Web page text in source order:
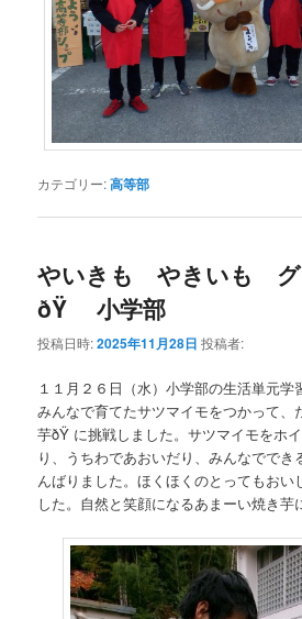
カテゴリー:高等部
やいきも やきいも グ
ðŸ 小学部
投稿日時:2025年11月28日 投稿者:
１１月２６日（水）小学部の生活単元学
みんなで育てたサツマイモをつかって、
芋ðŸ に挑戦しました。サツマイモをホ
り、うちわであおいだり、みんなでで
んばりました。ほくほくのとってもおい
した。自然と笑顔になるあまーい焼き